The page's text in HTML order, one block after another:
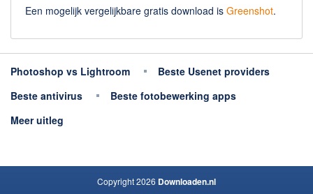
Een mogelijk vergelijkbare gratis download is Greenshot.
Photoshop vs Lightroom
Beste Usenet providers
Beste antivirus
Beste fotobewerking apps
Meer uitleg
Copyright 2026 Downloaden.nl